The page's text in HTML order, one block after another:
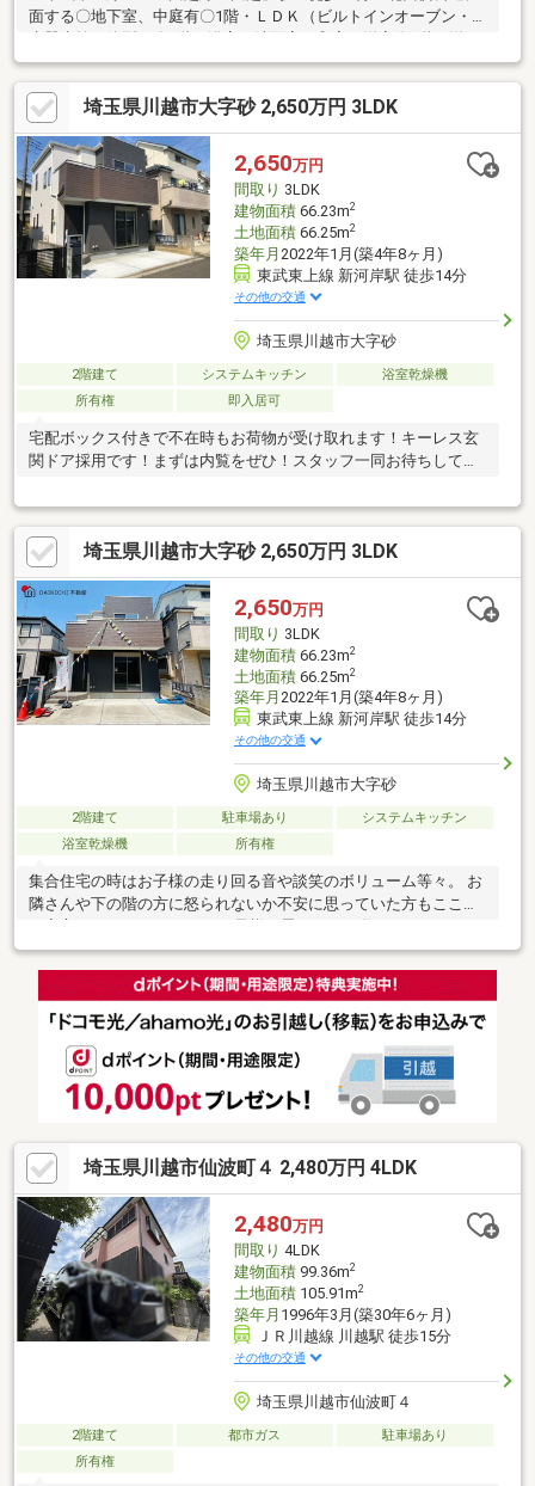
面する〇地下室、中庭有〇1階・ＬＤＫ（ビルトインオーブン・浄
室、納戸、バルコニー〇トイレ・1，2階〇車庫（シャッター付
き）〇庭〇モニター付きインターホン
埼玉県川越市大字砂 2,650万円 3LDK
2,650万円
間取り 3LDK
建物面積66.23m2
土地面積66.25m2
築年月 2022年1月(築4年8ヶ月)
東武東上線 新河岸駅 徒歩14分
その他の交通
埼玉県川越市大字砂
2階建て システムキッチン
浴室乾燥機
所有権
即入居可
宅配ボックス付きで不在時もお荷物が受け取れます！キーレス玄
関ドア採用です！まずは内覧をぜひ！スタッフ一同お待ちしてお
埼玉県川越市大字砂 2,650万円 3LDK
2,650万円
間取り 3LDK
建物面積66.23m2
土地面積66.25m2
築年月 2022年1月(築4年8ヶ月)
東武東上線 新河岸駅 徒歩14分
その他の交通
埼玉県川越市大字砂
2階建て 駐車場あり
システムキッチン
浴室乾燥機
所有権
集合住宅の時はお子様の走り回る音や談笑のボリューム等々。 お
隣さんや下の階の方に怒られないか不安に思っていた方もここな
か？【弊社では以下の５つをお客様にお約束いたします】1.物件
の善し悪しは全て正直にお話しします。2.無理な売り込みや契約
の催促、突然の訪問等、しつこい営業は一切行いません。3.契約
したら終わりではなくお引き渡し後、お引越し後もお客様のパー
タ更新は迅速に行います。）5.お客様の個人情報は細心の注意を
払って取り扱いします。
埼玉県川越市仙波町４ 2,480万円 4LDK
2,480万円
間取り 4LDK
建物面積99.36m2
土地面積105.91m2
築年月 1996年3月(築30年6ヶ月)
ＪＲ川越線 川越駅 徒歩15分
その他の交通
埼玉県川越市仙波町４
2階建て 都市ガス
駐車場あり
所有権